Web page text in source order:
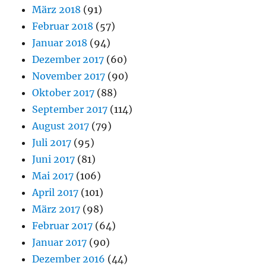
März 2018 (91)
Februar 2018 (57)
Januar 2018 (94)
Dezember 2017 (60)
November 2017 (90)
Oktober 2017 (88)
September 2017 (114)
August 2017 (79)
Juli 2017 (95)
Juni 2017 (81)
Mai 2017 (106)
April 2017 (101)
März 2017 (98)
Februar 2017 (64)
Januar 2017 (90)
Dezember 2016 (44)